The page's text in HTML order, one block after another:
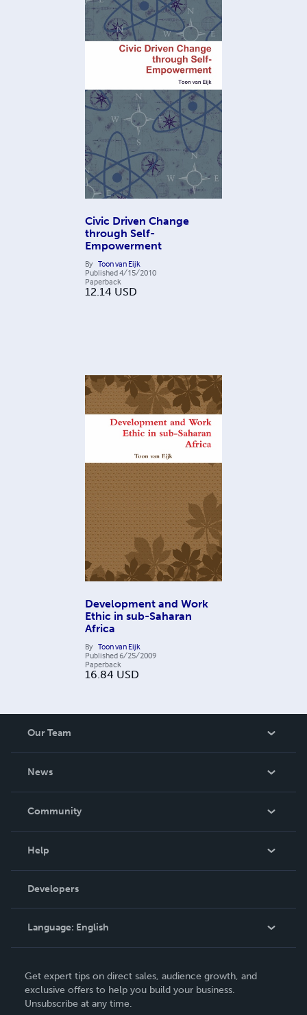
Civic Driven Change
through Self-
Empowerment
By Toon van Eijk
Published4/15/2010
Paperback
12.14 USD
Development and Work
Ethic in sub-Saharan
Africa
By Toon van Eijk
Published 6/25/2009
Paperback
16.84 USD
Our Team
News
In The News
Community
Podcast
Help
Order Lookup
Knowledge Base
Contact Support
Developers
Language: English
Deutsch
Français
Get expert tips on direct sales, audience growth, and
exclusive offers to help you build your business.
Unsubscribe at any time.